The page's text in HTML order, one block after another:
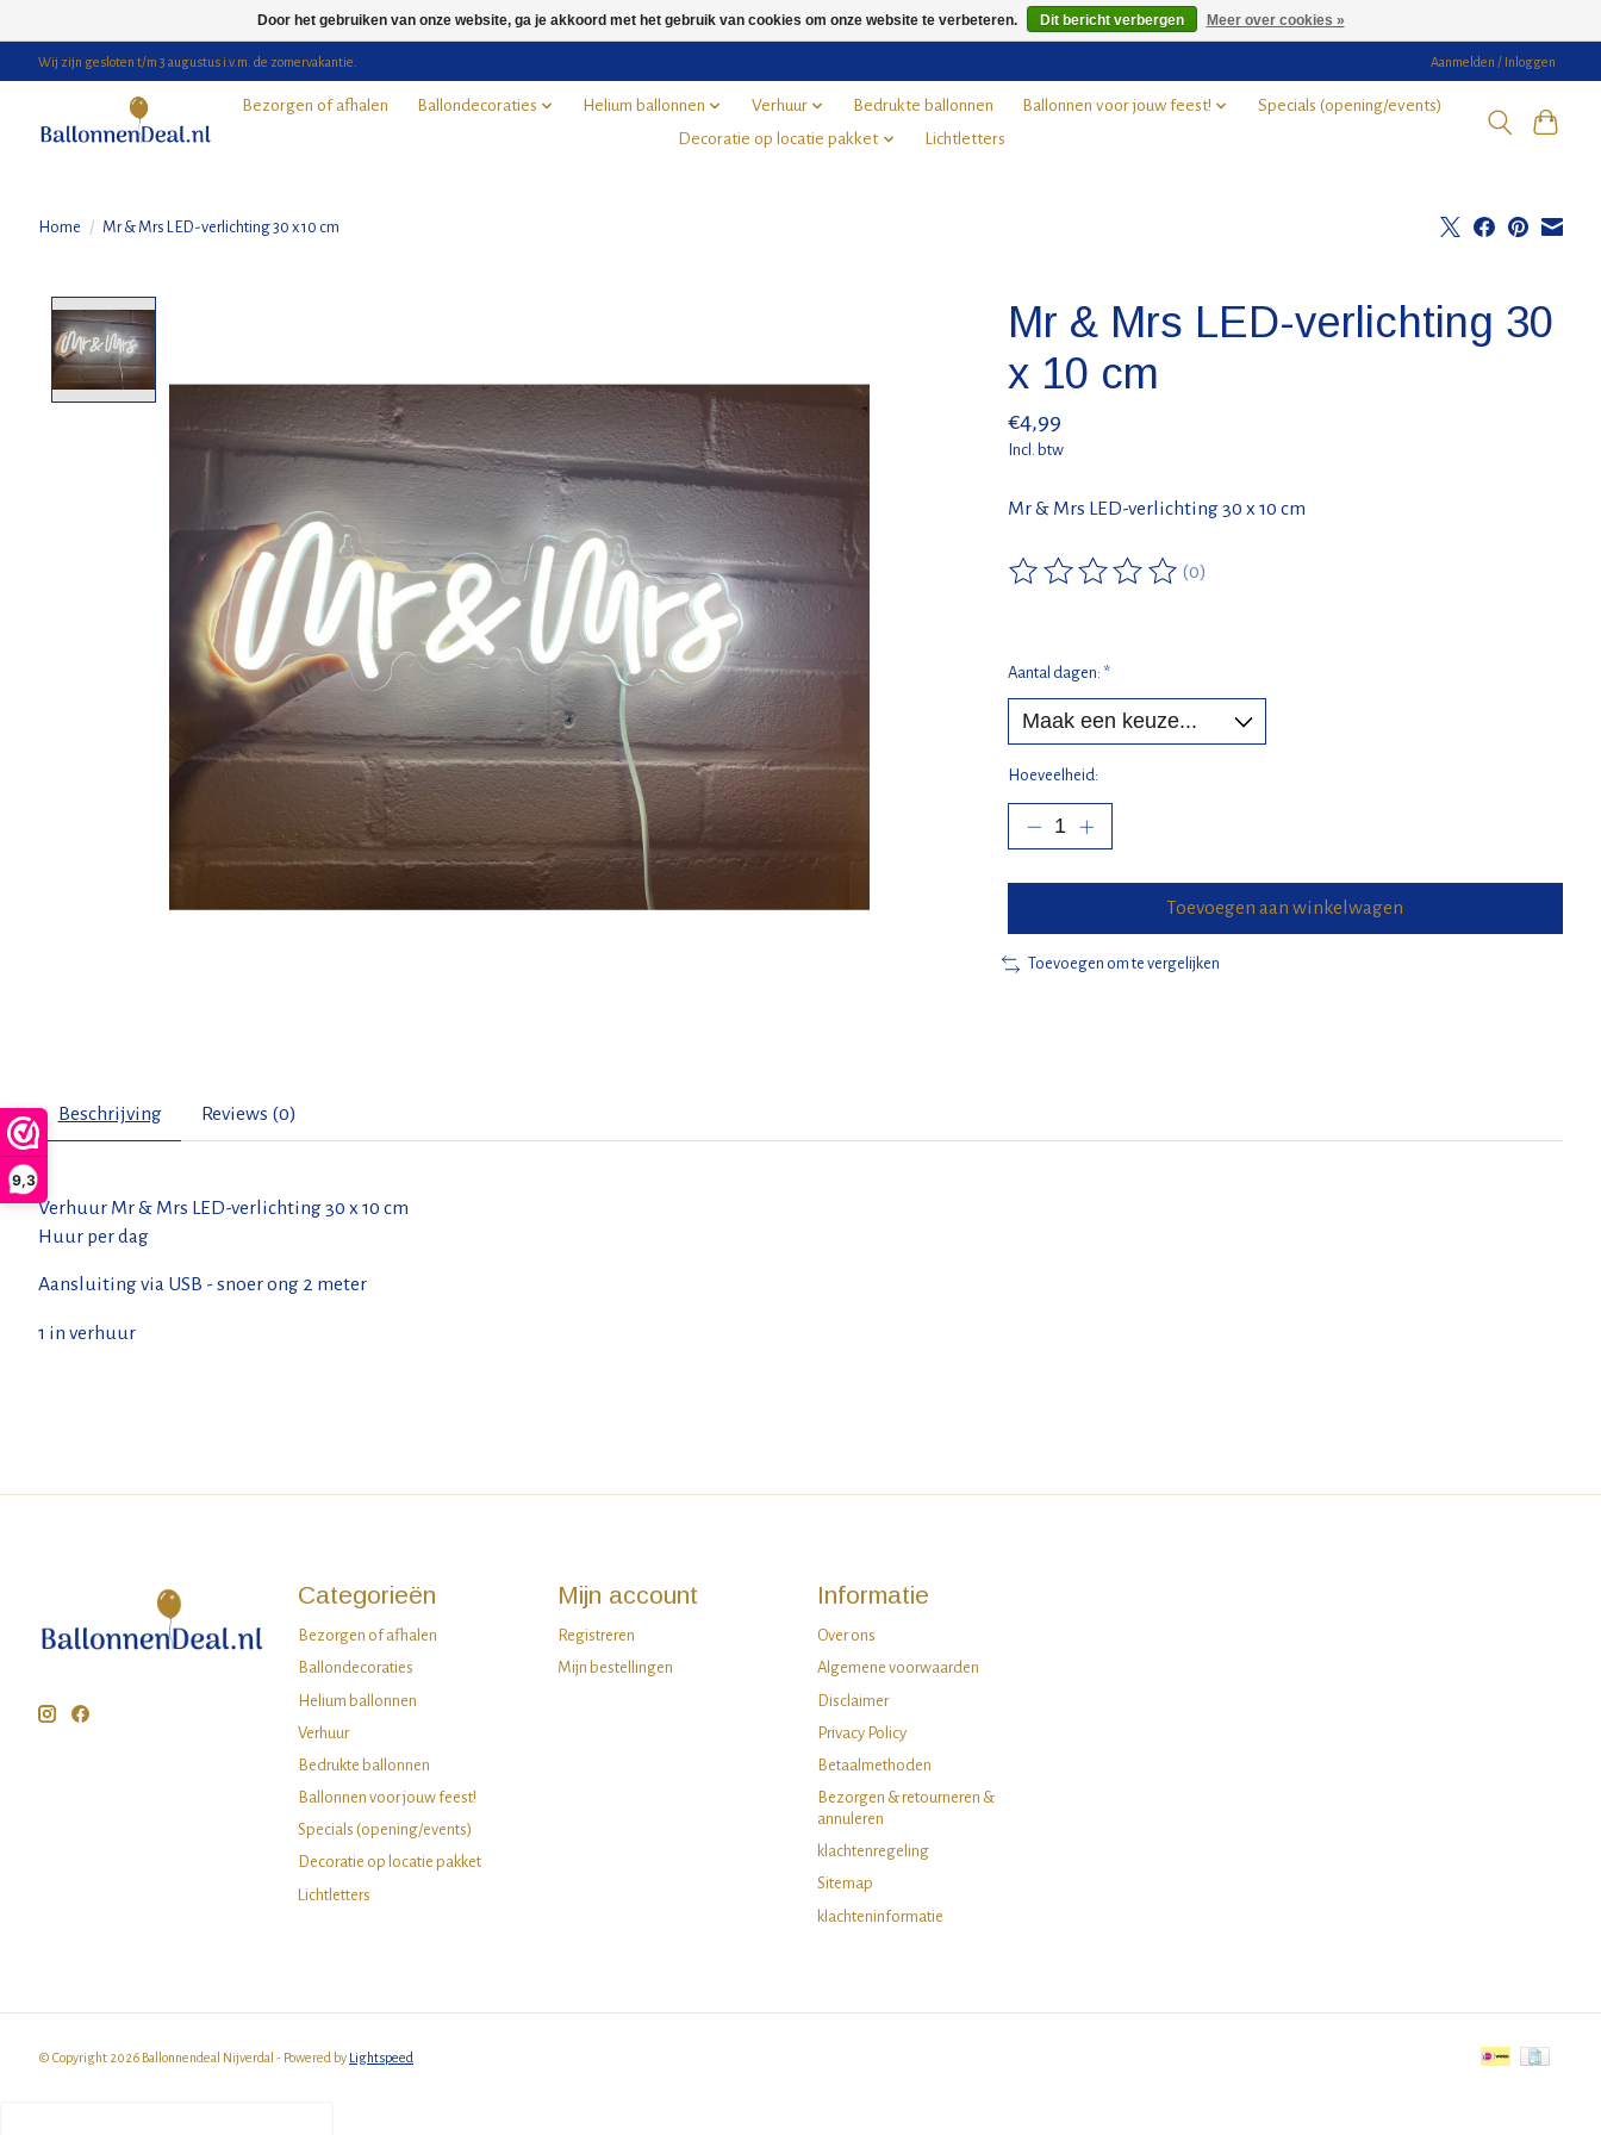
9,3
Wij zijn gesloten t/m 3 augustus i.v.m. de zomervakantie. Aanmelden / Inloggen
Bezorgen of afhalen Ballondecoraties Helium ballonnen Verhuur Bedrukte ballonnen Ballonnen voor jouw feest!
Specials (opening/events)
Decoratie op locatie pakket
Lichtletters
Home / Mr & Mrs LED-verlichting 30 x 10 cm
Mr & Mrs LED-verlichting 30
x 10 cm
€4,99
Incl. btw
Mr & Mrs LED-verlichting 30 x 10 cm
De beoordeling van dit product is
(0)
Aantal dagen: *
Hoeveelheid:
Toevoegen aan winkelwagen
Toevoegen om te vergelijken
Beschrijving Reviews (0)
Verhuur Mr & Mrs LED-verlichting 30 x 10 cm
Huur per dag
Aansluiting via USB - snoer ong 2 meter
1 in verhuur
Categorieën
Bezorgen of afhalen
Ballondecoraties
Helium ballonnen
Verhuur
Bedrukte ballonnen
Ballonnen voor jouw feest!
Specials (opening/events)
Decoratie op locatie pakket
Lichtletters
Mijn account
Registreren
Mijn bestellingen
Informatie
Over ons
Algemene voorwaarden
Disclaimer
Privacy Policy
Betaalmethoden
Bezorgen & retourneren &
annuleren
klachtenregeling
Sitemap
klachteninformatie
© Copyright 2026 Ballonnendeal Nijverdal - Powered by Lightspeed
Door het gebruiken van onze website, ga je akkoord met het gebruik van cookies om onze website te verbeteren. Dit bericht verbergen Meer over cookies »